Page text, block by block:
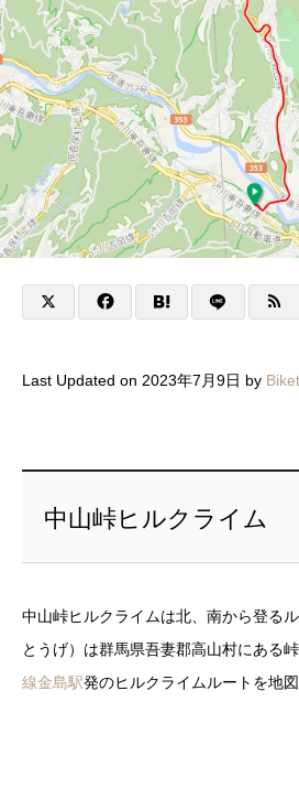
Last Updated on 2023年7月9日 by
中山峠ヒルクライム
中山峠ヒルクライムは北、南から登る
とうげ）は群馬県吾妻郡高山村にある峠
線金島駅発のヒルクライムルートを地図